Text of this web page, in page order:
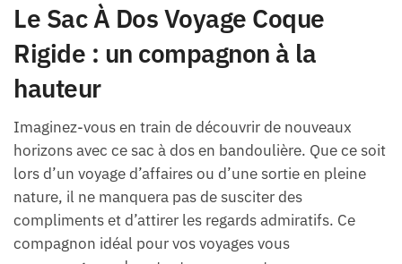
Le Sac À Dos Voyage Coque
Rigide : un compagnon à la
hauteur
Imaginez-vous en train de découvrir de nouveaux
horizons avec ce sac à dos en bandoulière. Que ce soit
lors d’un voyage d’affaires ou d’une sortie en pleine
nature, il ne manquera pas de susciter des
compliments et d’attirer les regards admiratifs. Ce
compagnon idéal pour vos voyages vous